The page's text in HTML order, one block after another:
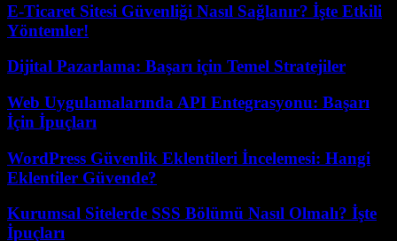
E-Ticaret Sitesi Güvenliği Nasıl Sağlanır? İşte Etkili
Yöntemler!
Dijital Pazarlama: Başarı için Temel Stratejiler
Web Uygulamalarında API Entegrasyonu: Başarı
İçin İpuçları
WordPress Güvenlik Eklentileri İncelemesi: Hangi
Eklentiler Güvende?
Kurumsal Sitelerde SSS Bölümü Nasıl Olmalı? İşte
İpuçları